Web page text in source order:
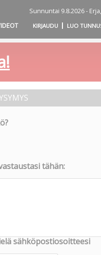
Sunnuntai 9.8.2026 -
KIRJAUDU LUO
tähän:
sähköpostiosoitteesi